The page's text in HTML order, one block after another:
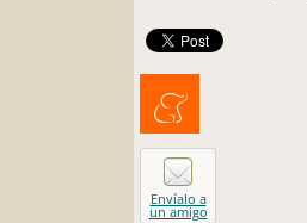
Menéalo
Envíalo a
un amigo